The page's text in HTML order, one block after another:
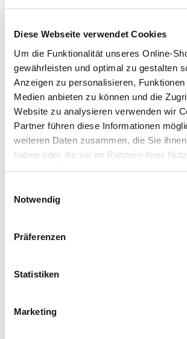
Diese Webseite verwendet Cookies
Um die Funktionalität unseres Online-
gewährleisten und optimal zu gestalten
Anzeigen zu personalisieren,
Medien anbieten zu können und die
Website zu analysieren verwenden wir
Partner führen diese Informationen
weiteren Daten zusammen, die Sie
haben oder die sie im Rahmen Ihrer
gesammelt haben.
Notwendig
Präferenzen
Statistiken
Marketing
Verfügbarkeit:
Menge
In den
Merken
ZUBEHÖR UND PASSENDE ARTIKEL: